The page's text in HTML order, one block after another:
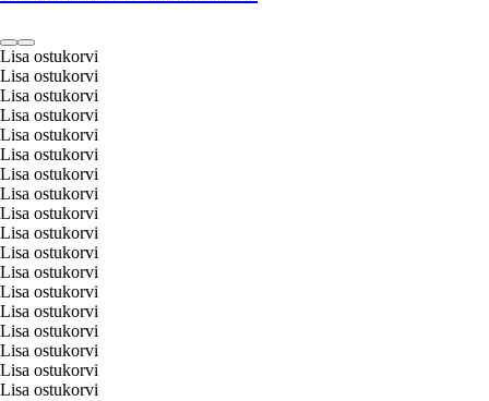
Lisa ostukorvi
Lisa ostukorvi
Lisa ostukorvi
Lisa ostukorvi
Lisa ostukorvi
Lisa ostukorvi
Lisa ostukorvi
Lisa ostukorvi
Lisa ostukorvi
Lisa ostukorvi
Lisa ostukorvi
Lisa ostukorvi
Lisa ostukorvi
Lisa ostukorvi
Lisa ostukorvi
Lisa ostukorvi
Lisa ostukorvi
Lisa ostukorvi